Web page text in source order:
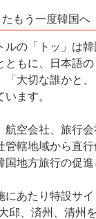
もう一度韓国へ
ルの「トッ」は
ともに、日本語
大切な誰かと、
ます。
航空会社、旅行
管轄地域から直
地方旅行の促進
にあたり特設サ
邱、済州、清州